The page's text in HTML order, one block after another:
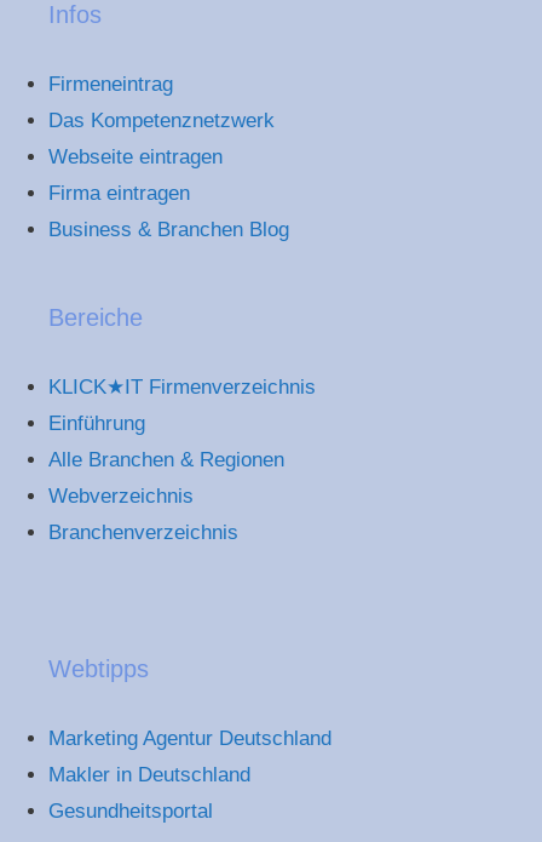
Infos
Firmeneintrag
Das Kompetenznetzwerk
Webseite eintragen
Firma eintragen
Business & Branchen Blog
Bereiche
KLICK★IT Firmenverzeichnis
Einführung
Alle Branchen & Regionen
Webverzeichnis
Branchenverzeichnis
Webtipps
Marketing Agentur Deutschland
Makler in Deutschland
Gesundheitsportal